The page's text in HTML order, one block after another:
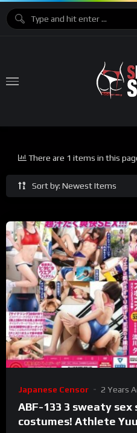
Sort by: Newest Items
There are 1 items in this
Japanese Censor 2 Years
ABF-133 3 sweaty
costumes! Athlete